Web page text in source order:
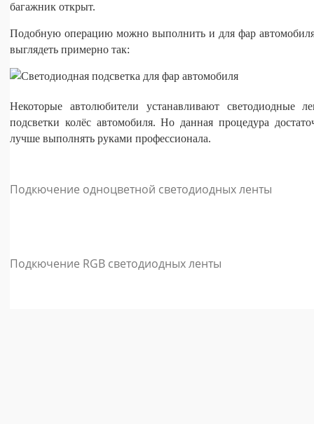
багажник открыт.
Подобную операцию можно выполнить и для фар автомобиля.
выглядеть примерно так:
Некоторые автолюбители устанавливают светодиодные
подсветки колёс автомобиля. Но данная процедура
лучше выполнять руками профессионала.
Подкючение одноцветной светодиодных ленты
Подкючение RGB светодиодных ленты